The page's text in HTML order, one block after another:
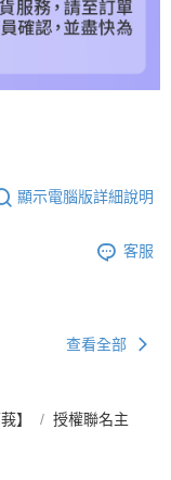
顯示電腦版詳細說明
客服
查看全部
】
授權聯名主